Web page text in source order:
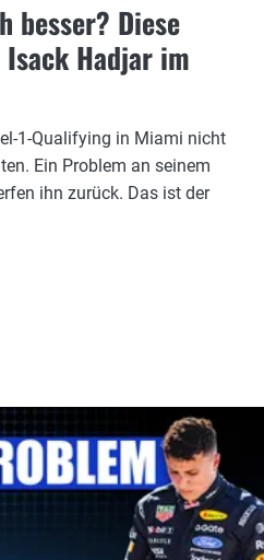
besser? Diese
Hadjar im
1-Qualifying in Miami nicht
Ein Problem an seinem
ihn zurück. Das ist der